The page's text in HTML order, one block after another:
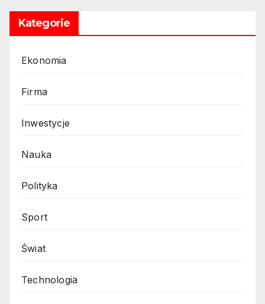
Kategorie
Ekonomia
Firma
Inwestycje
Nauka
Polityka
Sport
Świat
Technologia